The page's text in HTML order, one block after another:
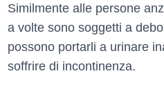
Similmente alle persone
a volte sono soggetti a
possono portarli a urinare
soffrire di incontinenza.